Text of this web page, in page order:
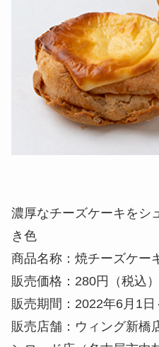
濃厚なチーズケーキをシ
き色
商品名称：焼チーズケー
販売価格：280円（税込）
販売期間：2022年6月1日
販売店舗：ウィング新橋